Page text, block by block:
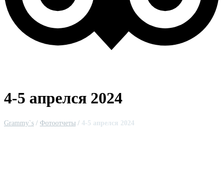
4-5 апрелся 2024
Grammy`s / Фотоотчеты / 4-5 апрелся 2024